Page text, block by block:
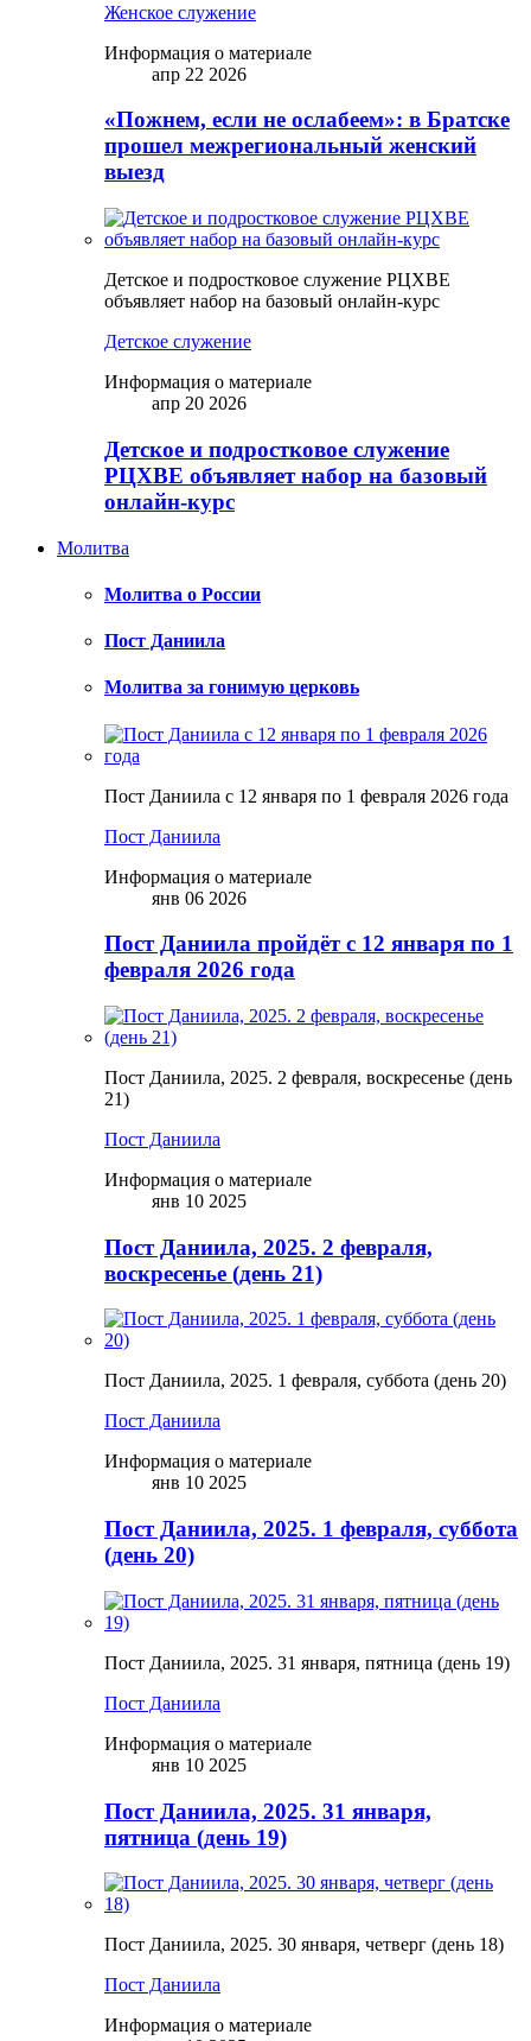
Женское служение
Информация о материале
апр 22 2026
«Пожнем, если не ослабеем»: в Братске
прошел межрегиональный женский
выезд
Детское и подростковое служение РЦХВЕ
объявляет набор на базовый онлайн-курс
Детское служение
Информация о материале
апр 20 2026
Детское и подростковое служение
РЦХВЕ объявляет набор на базовый
онлайн-курс
Молитва
Молитва о России
Пост Даниила
Молитва за гонимую церковь
Пост Даниила с 12 января по 1 февраля 2026 года
Пост Даниила
Информация о материале
янв 06 2026
Пост Даниила пройдёт с 12 января по 1
февраля 2026 года
Пост Даниила, 2025. 2 февраля, воскресенье (день
21)
Пост Даниила
Информация о материале
янв 10 2025
Пост Даниила, 2025. 2 февраля,
воскресенье (день 21)
Пост Даниила, 2025. 1 февраля, суббота (день 20)
Пост Даниила
Информация о материале
янв 10 2025
Пост Даниила, 2025. 1 февраля, суббота
(день 20)
Пост Даниила, 2025. 31 января, пятница (день 19)
Пост Даниила
Информация о материале
янв 10 2025
Пост Даниила, 2025. 31 января,
пятница (день 19)
Пост Даниила, 2025. 30 января, четверг (день 18)
Пост Даниила
Информация о материале